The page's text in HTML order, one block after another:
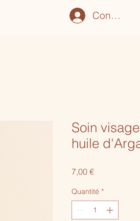
Connexion
Soin
huile
7,00 €Prix
Quantité *